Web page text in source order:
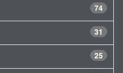
74
31
25